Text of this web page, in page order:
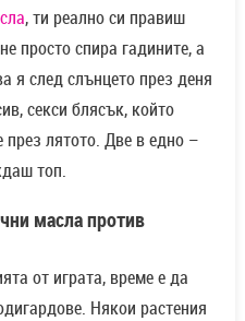
, ти реално си правиш
просто спира гадините, а
я след слънцето през деня
секси блясък, който
лятото. Две в едно –
топ.
масла против
от играта, време е да
Някои растения